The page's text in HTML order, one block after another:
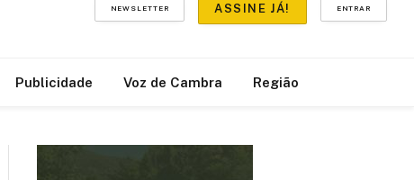
NEWSLETTER ASSINE JÁ! ENTRAR
Publicidade Voz de Cambra Região